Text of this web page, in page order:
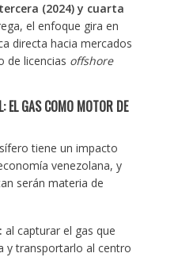
(2024) y cuarta
el enfoque gira en
directa hacia mercados
de licencias offshore
EL GAS COMO MOTOR DE
tiene un impacto
venezolana, y
serán materia de
al capturar el gas que
y transportarlo al centro